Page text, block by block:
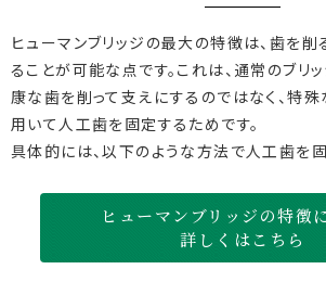
ヒューマンブリッジの最大の特徴は、歯を
ることが可能な点です。これは、通常のブリ
康な歯を削って支えにするのではなく、特
用いて人工歯を固定するためです。
具体的には、以下のような方法で人工歯を固
ヒューマンブリッジの特徴
詳しくはこちら